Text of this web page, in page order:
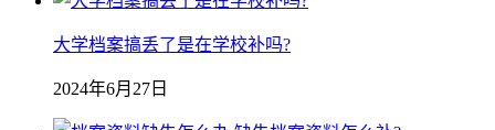
大学档案搞丢了是在学校补吗?
2024年6月27日